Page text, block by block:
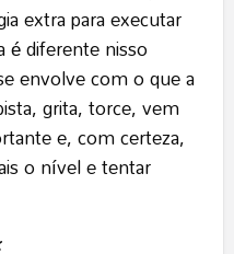
extra para executar
é diferente nisso
envolve com o que a
grita, torce, vem
e, com certeza,
o nível e tentar